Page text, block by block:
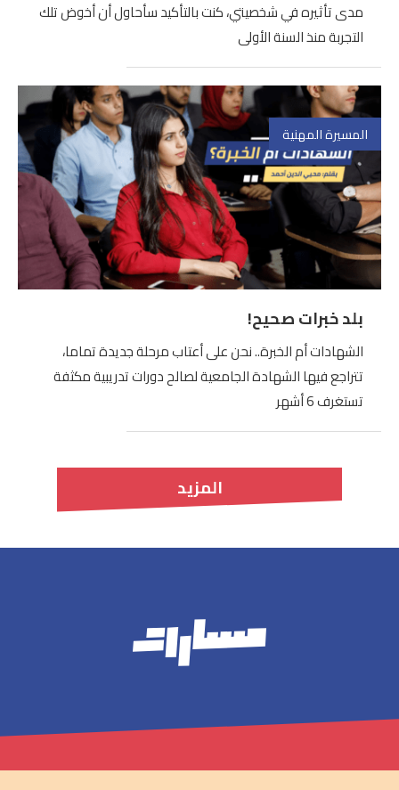
مدى تأثيره في شخصيتي، كنت بالتأكيد سأحاول أن أخوض تلك
التجربة منذ السنة الأولى
المسيرة المهنية
بلد خبرات صحيح!
الشهادات أم الخبرة.. نحن على أعتاب مرحلة جديدة تماما،
تتراجع فيها الشهادة الجامعية لصالح دورات تدريبية مكثفة
تستغرف 6 أشهر
المزيد